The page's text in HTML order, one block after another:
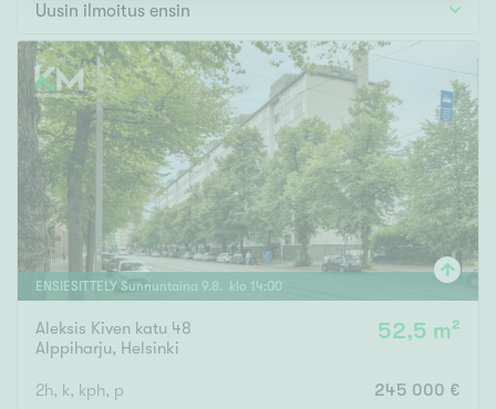
Muut
Hinta
000 000 €
Pinta-ala
Asuinpinta-ala Kokonaispinta-ala
Uusin ilmoitus ensin
ENSIESITTELY Sunnuntaina 9. 8 . klo 14:00
Aleksis Kiven katu 48
Alppiharju, Helsinki
52,5 m²
2h, k, kph, p 245 000 €